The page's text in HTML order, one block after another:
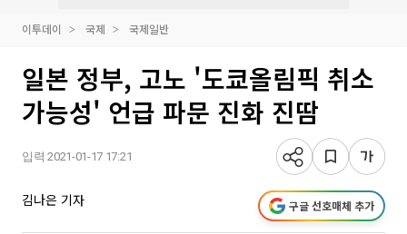
이투데이 국제 국제일반
일본 정부, 고노 '도쿄올림픽 취소
가능성' 언급 파문 진화 진땀
입력 2021-01-17 17:21
김나은 기자 구글 선호매체 추가